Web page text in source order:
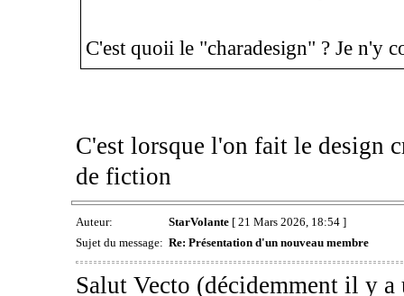
C'est quoii le "charadesign" ? Je n'y
C'est lorsque l'on fait le design
de fiction
Auteur: StarVolante[ 21 Mars 2026, 18:54 ]
Sujet du message: Re: Présentation d'un nouveau membre
Salut Vecto (décidemment il y a